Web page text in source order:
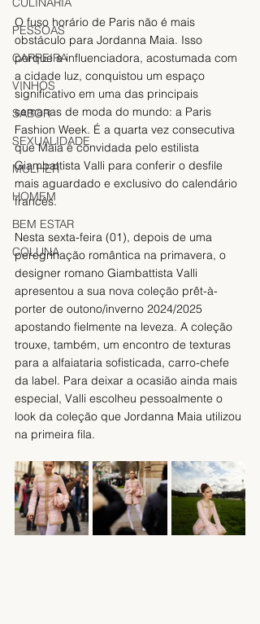
PESSOAS
CARREIRA
VINHOS
SABOR
SEXUALIDADE
MULHER
HOMEM
BEM ESTAR
COLUNA
O fuso horário de Paris não é mais
obstáculo para Jordanna Maia. Isso
porque a influenciadora, acostumada com
a cidade luz, conquistou um espaço
significativo em uma das principais
semanas de moda do mundo: a Paris
Fashion Week. É a quarta vez consecutiva
que Maia é convidada pelo estilista
Giambattista Valli para conferir o desfile
mais aguardado e exclusivo do calendário
francês.
Nesta sexta-feira (01), depois de uma
peregrinação romântica na primavera, o
designer romano Giambattista Valli
apresentou a sua nova coleção prêt-à-
porter de outono/inverno 2024/2025
apostando fielmente na leveza. A coleção
trouxe, também, um encontro de texturas
para a alfaiataria sofisticada, carro-chefe
da label. Para deixar a ocasião ainda mais
especial, Valli escolheu pessoalmente o
look da coleção que Jordanna Maia utilizou
na primeira fila.